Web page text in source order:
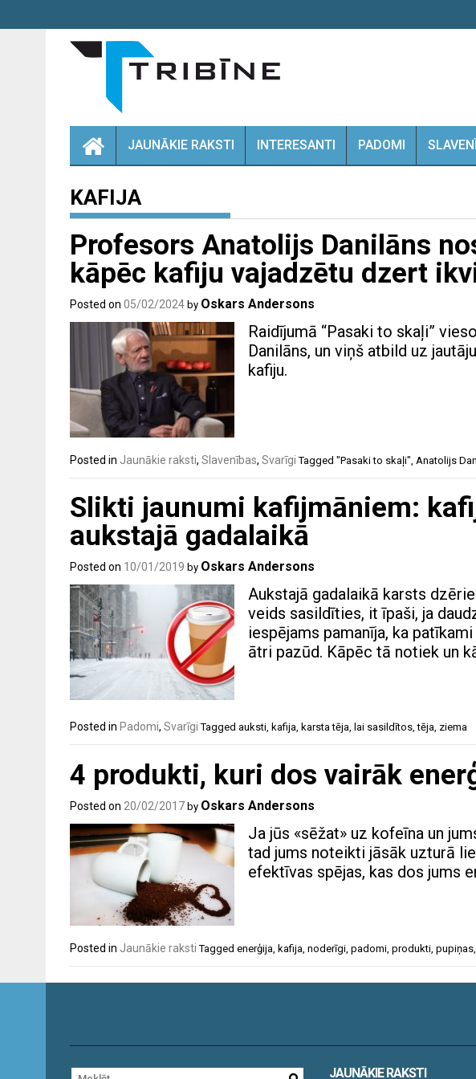
JAUNĀKIE RAKSTI INTERESANTI PADOMI
KAFIJA
Profesors Anatolijs Danilāns
kāpēc kafiju vajadzētu dzert
Posted on 05/02/2024 by Oskars Andersons
Raidījumā “Pasaki to skaļi”
Danilāns, un viņš atbild uz
kafiju.
Posted in Jaunākie raksti, Slavenības, Svarīgi Tagged "Pasaki to skaļi" Anatolijs
Slikti jaunumi kafijmāniem:
aukstajā gadalaikā
Posted on 10/01/2019 by Oskars Andersons
Aukstajā gadalaikā karsts
veids sasildīties, it īpaši, ja
iespējams pamanīja, ka
ātri pazūd. Kāpēc tā notiek un
Posted in Padomi, Svarīgi Tagged auksti, kafija, karsta tēja, lai sasildītos,tēja, ziema
4 produkti, kuri dos vairāk
Posted on 20/02/2017 by Oskars Andersons
Ja jūs «sēžat» uz kofeīna un
tad jums noteikti jāsāk uzturā
efektīvas spējas, kas dos jums
Posted in Jaunākie raksti Tagged enerģija, kafija, noderīgi, padomi, produkti, pupiņas,
JAUNĀKIE RAKSTI